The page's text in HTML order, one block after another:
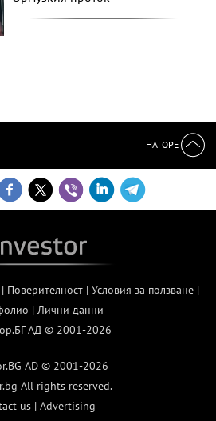
НАГОРЕ
Поверителност| Условия за ползване|
| Лични данни
АД © 2001-2026
AD © 2001-2026
All rights reserved.
us | Advertising